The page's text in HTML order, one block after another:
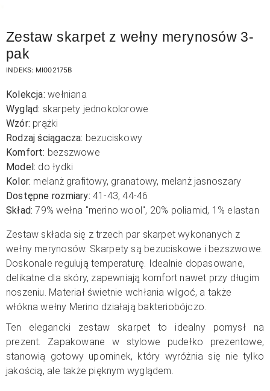
Zestaw skarpet z wełny merynosów 3-
pak
INDEKS: MI002175B
Kolekcja: wełniana
Wygląd: skarpety jednokolorowe
Wzór: prążki
Rodzaj ściągacza: bezuciskowy
Komfort: bezszwowe
Model: do łydki
Kolor: melanż grafitowy, granatowy, melanż jasnoszary
Dostępne rozmiary: 41-43, 44-46
Skład: 79% wełna "merino wool", 20% poliamid, 1% elastan
Zestaw składa się z trzech par skarpet wykonanych z
wełny merynosów. Skarpety są bezuciskowe i bezszwowe.
Doskonale regulują temperaturę. Idealnie dopasowane,
delikatne dla skóry, zapewniają komfort nawet przy długim
noszeniu. Materiał świetnie wchłania wilgoć, a także
włókna wełny Merino działają bakteriobójczo.
Ten elegancki zestaw skarpet to idealny pomysł na
prezent. Zapakowane w stylowe pudełko prezentowe,
stanowią gotowy upominek, który wyróżnia się nie tylko
jakością, ale także pięknym wyglądem.